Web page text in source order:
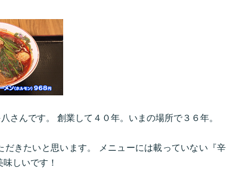
さんです。 創業して４０年。いまの場所で３６年。
きたいと思います。 メニューには載っていない『辛
しいです！